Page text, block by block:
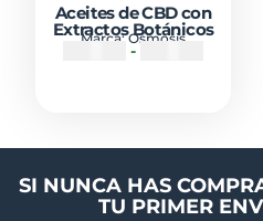
Aceites de CBD con
Extractos Botánicos
Marca:Osmosis
-
SI NUNCA HAS
TU PRIMER